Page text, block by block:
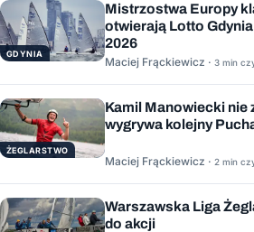
GDYNIA
Mistrzostwa Europy
otwierają Lotto
2026
Maciej Frąckiewicz · 3 min
ŻEGLARSTWO
Kamil Manowiecki nie
wygrywa kolejny
Maciej Frąckiewicz · 2 min
Warszawska Liga
do akcji